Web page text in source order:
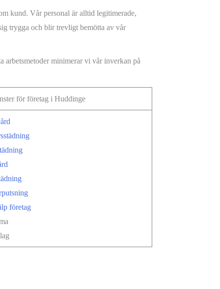
kund. Vår personal är alltid legitimerade,
trygga och blir trevligt bemötta av vår
arbetsmetoder minimerar vi vår inverkan på
för företag i Huddinge
företag